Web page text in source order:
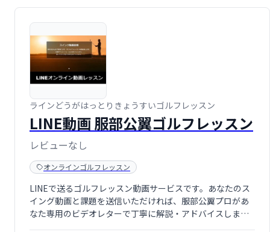
ラインどうがはっとりきょうすいゴルフレッスン
LINE動画 服部公翼ゴルフレッスン
レビューなし
オンラインゴルフレッスン
LINEで送るゴルフレッスン動画サービスです。あなたのス
イング動画と課題を送信いただければ、服部公翼プロがあ
なた専用のビデオレターで丁寧に解説・アドバイスしま